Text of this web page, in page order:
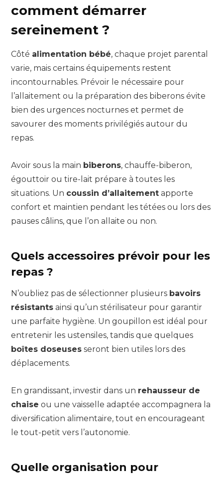
comment démarrer
sereinement ?
Côté alimentation bébé, chaque projet parental
varie, mais certains équipements restent
incontournables. Prévoir le nécessaire pour
l’allaitement ou la préparation des biberons évite
bien des urgences nocturnes et permet de
savourer des moments privilégiés autour du
repas.
Avoir sous la main biberons, chauffe-biberon,
égouttoir ou tire-lait prépare à toutes les
situations. Un coussin d’allaitement apporte
confort et maintien pendant les tétées ou lors des
pauses câlins, que l’on allaite ou non.
Quels accessoires prévoir pour les
repas ?
N’oubliez pas de sélectionner plusieurs bavoirs
résistants ainsi qu’un stérilisateur pour garantir
une parfaite hygiène. Un goupillon est idéal pour
entretenir les ustensiles, tandis que quelques
boîtes doseuses seront bien utiles lors des
déplacements.
En grandissant, investir dans un rehausseur de
chaise ou une vaisselle adaptée accompagnera la
diversification alimentaire, tout en encourageant
le tout-petit vers l’autonomie.
Quelle organisation pour